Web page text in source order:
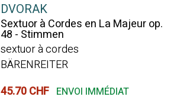
DVORAK
Sextuor à Cordes en La Majeur op.
48 - Stimmen
sextuor à cordes
BÄRENREITER
45.70 CHF ENVOI IMMÉDIAT